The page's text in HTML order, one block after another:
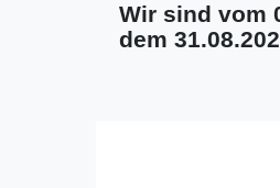
Wir sind vom
dem